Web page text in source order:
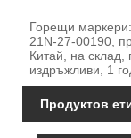
Горещи
21N-27-00190,
Китай, на склад,
издръжливи, 1
Продуктов